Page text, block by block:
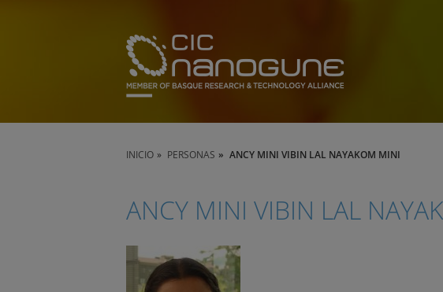
INICIO PERSONAS ANCY MINI VIBIN LAL NAYAKOM MINI
ANCY MINI VIBIN LAL